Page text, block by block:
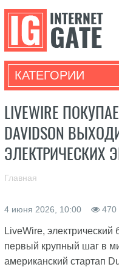
КАТЕГОРИИ
LIVEWIRE
DAVIDSON
ЭЛЕКТРИЧЕСКИХ
Главная
4 июня 2026, 10:00 470
LiveWire,
первый крупный шаг в
американский стартап